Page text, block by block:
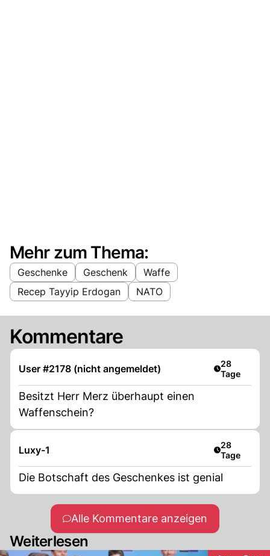
Mehr zum Thema:
Geschenke Geschenk
Waffe
Recep Tayyip Erdogan
NATO
Kommentare
User #2178 (nicht angemeldet) Artikel
28
Tage
Besitzt Herr Merz überhaupt einen
Waffenschein?
Luxy-1 Artikel
28
Tage
Die Botschaft des Geschenkes ist genial
Alle Kommentare anzeigen
Weiterlesen